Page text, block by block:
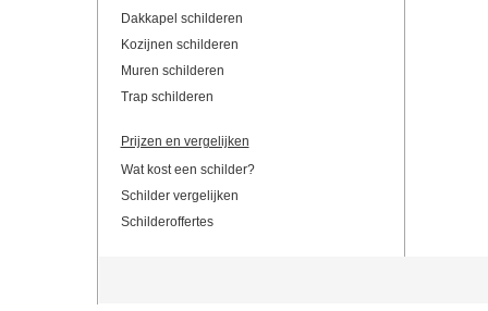
Dakkapel schilderen
Kozijnen schilderen
Muren schilderen
Trap schilderen
Prijzen en vergelijken
Wat kost een schilder?
Schilder vergelijken
Schilderoffertes